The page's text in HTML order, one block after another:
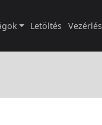
Letöltés Vezérlés